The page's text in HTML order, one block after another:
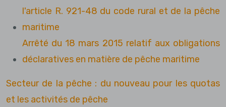
l'article R. 921-48 du code rural et de la pêche
maritime
Arrêté du 18 mars 2015 relatif aux obligations
déclaratives en matière de pêche maritime
Secteur de la pêche : du nouveau pour les quotas
et les activités de pêche